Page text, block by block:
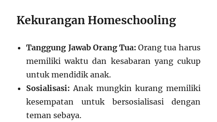
Kekurangan Homeschooling
Tanggung Jawab Orang Tua: Orang tua harus
memiliki waktu dan kesabaran yang cukup
untuk mendidik anak.
Sosialisasi: Anak mungkin kurang memiliki
kesempatan untuk bersosialisasi dengan
teman sebaya.